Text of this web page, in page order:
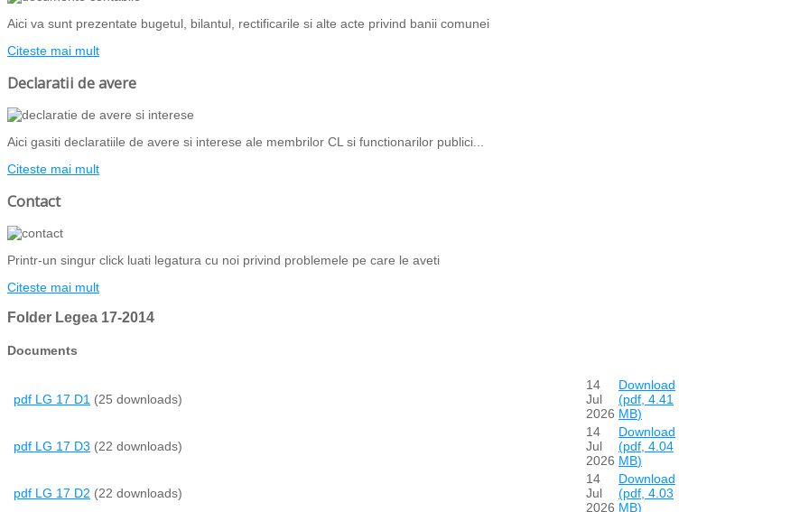
Aici va sunt prezentate bugetul, bilantul, rectificarile si alte acte privind banii comunei
Citeste mai mult
Declaratii de avere
Aici gasiti declaratiile de avere si interese ale membrilor CL si functionarilor publici...
Citeste mai mult
Contact
Printr-un singur click luati legatura cu noi privind problemele pe care le aveti
Citeste mai mult
Folder Legea 17-2014
Documents
pdf LG 17 D1 (25 downloads)
14
Jul
2026
Download
(pdf, 4.41
MB)
pdf LG 17 D3 (22 downloads)
14
Jul
2026
Download
(pdf, 4.04
MB)
pdf LG 17 D2 (22 downloads)
14
Jul
2026
Download
(pdf, 4.03
MB)